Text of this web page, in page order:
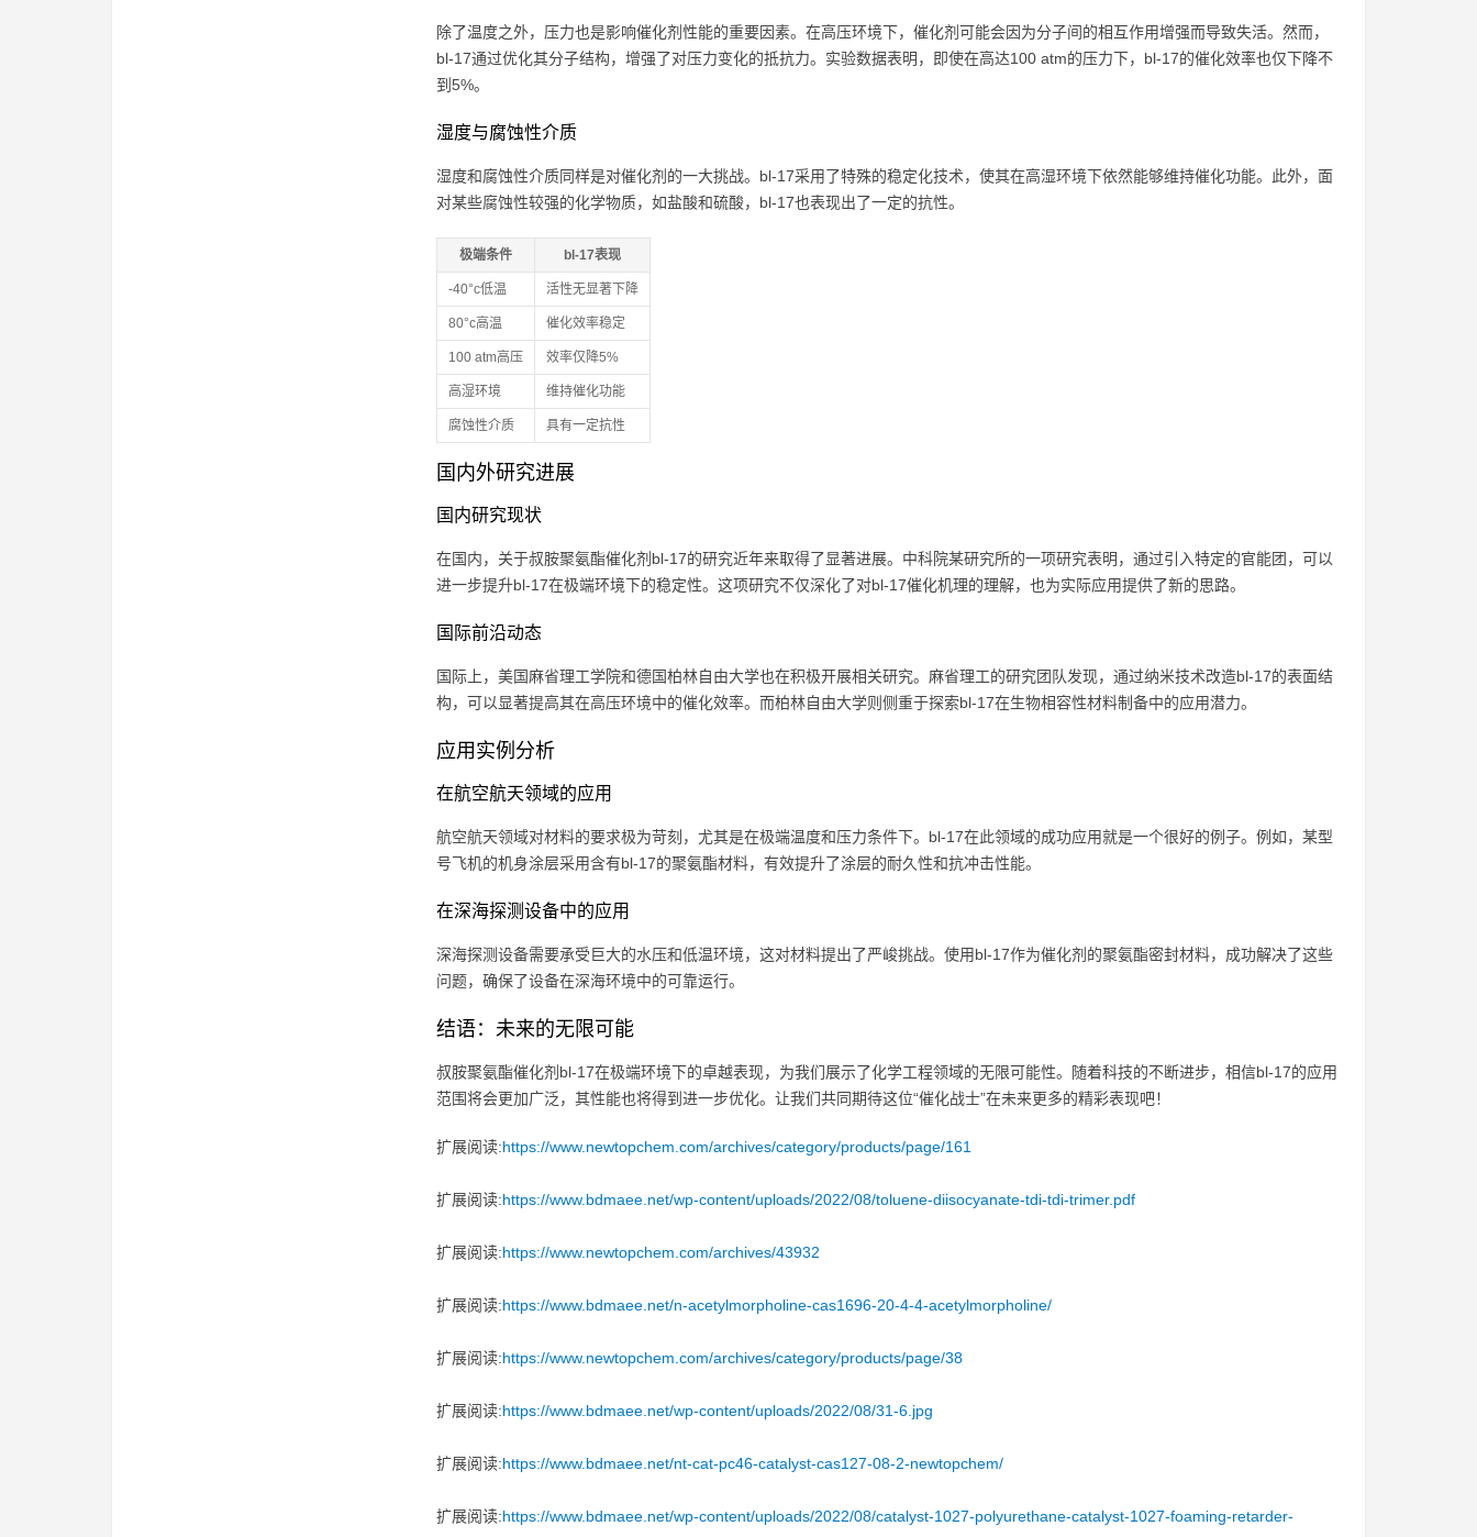
除了温度之外，压力也是影响催化剂性能的重要因素。在高压环境下，催化剂可能会因为分子间的相互作用增强而导致失活。然而，
bl-17通过优化其分子结构，增强了对压力变化的抵抗力。实验数据表明，即使在高达100 atm的压力下，bl-17的催化效率也仅下降不
到5%。
湿度与腐蚀性介质
湿度和腐蚀性介质同样是对催化剂的一大挑战。bl-17采用了特殊的稳定化技术，使其在高湿环境下依然能够维持催化功能。此外，面
对某些腐蚀性较强的化学物质，如盐酸和硫酸，bl-17也表现出了一定的抗性。
极端条件 bl-17表现
-40°c低温 活性无显著下降
80°c高温 催化效率稳定
100 atm高压 效率仅降5%
高湿环境 维持催化功能
腐蚀性介质 具有一定抗性
国内外研究进展
国内研究现状
在国内，关于叔胺聚氨酯催化剂bl-17的研究近年来取得了显著进展。中科院某研究所的一项研究表明，通过引入特定的官能团，可以
进一步提升bl-17在极端环境下的稳定性。这项研究不仅深化了对bl-17催化机理的理解，也为实际应用提供了新的思路。
国际前沿动态
国际上，美国麻省理工学院和德国柏林自由大学也在积极开展相关研究。麻省理工的研究团队发现，通过纳米技术改造bl-17的表面结
构，可以显著提高其在高压环境中的催化效率。而柏林自由大学则侧重于探索bl-17在生物相容性材料制备中的应用潜力。
应用实例分析
在航空航天领域的应用
航空航天领域对材料的要求极为苛刻，尤其是在极端温度和压力条件下。bl-17在此领域的成功应用就是一个很好的例子。例如，某型
号飞机的机身涂层采用含有bl-17的聚氨酯材料，有效提升了涂层的耐久性和抗冲击性能。
在深海探测设备中的应用
深海探测设备需要承受巨大的水压和低温环境，这对材料提出了严峻挑战。使用bl-17作为催化剂的聚氨酯密封材料，成功解决了这些
问题，确保了设备在深海环境中的可靠运行。
结语：未来的无限可能
叔胺聚氨酯催化剂bl-17在极端环境下的卓越表现，为我们展示了化学工程领域的无限可能性。随着科技的不断进步，相信bl-17的应用
范围将会更加广泛，其性能也将得到进一步优化。让我们共同期待这位“催化战士”在未来更多的精彩表现吧！
扩展阅读:https://www.newtopchem.com/archives/category/products/page/161
扩展阅读:https://www.bdmaee.net/wp-content/uploads/2022/08/toluene-diisocyanate-tdi-tdi-trimer.pdf
扩展阅读:https://www.newtopchem.com/archives/43932
扩展阅读:https://www.bdmaee.net/n-acetylmorpholine-cas1696-20-4-4-acetylmorpholine/
扩展阅读:https://www.newtopchem.com/archives/category/products/page/38
扩展阅读:https://www.bdmaee.net/wp-content/uploads/2022/08/31-6.jpg
扩展阅读:https://www.bdmaee.net/nt-cat-pc46-catalyst-cas127-08-2-newtopchem/
扩展阅读:https://www.bdmaee.net/wp-content/uploads/2022/08/catalyst-1027-polyurethane-catalyst-1027-foaming-retarder-